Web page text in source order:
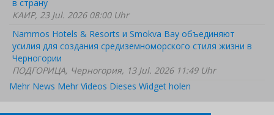
в страну
КАИР, 23 Jul. 2026 08:00 Uhr
Nammos Hotels & Resorts и Smokva Bay объединяют
усилия для создания средиземноморского стиля жизни в
Черногории
ПОДГОРИЦА, Черногория, 13 Jul. 2026 11:49 Uhr
Mehr News Mehr Videos Dieses Widget holen